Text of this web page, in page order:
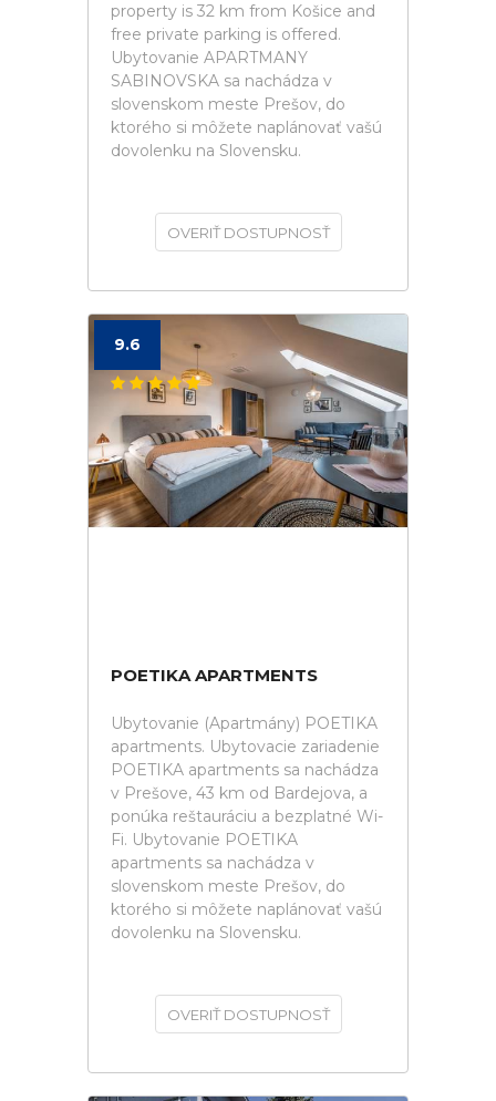
property is 32 km from Košice and
free private parking is offered.
Ubytovanie APARTMANY
SABINOVSKA sa nachádza v
slovenskom meste Prešov, do
ktorého si môžete naplánovať vašú
dovolenku na Slovensku.
OVERIŤ DOSTUPNOSŤ
9.6
POETIKA APARTMENTS
Ubytovanie (Apartmány) POETIKA
apartments. Ubytovacie zariadenie
POETIKA apartments sa nachádza
v Prešove, 43 km od Bardejova, a
ponúka reštauráciu a bezplatné Wi-
Fi. Ubytovanie POETIKA
apartments sa nachádza v
slovenskom meste Prešov, do
ktorého si môžete naplánovať vašú
dovolenku na Slovensku.
OVERIŤ DOSTUPNOSŤ